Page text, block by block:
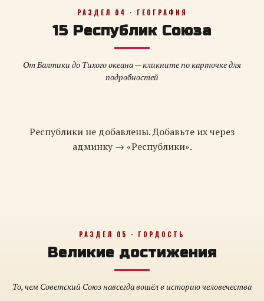
РАЗДЕЛ 04 · ГЕОГРАФИЯ
15 Республик Союза
От Балтики до Тихого океана — кликните по карточке для
подробностей
Республики не добавлены. Добавьте их через
админку → «Республики».
РАЗДЕЛ 05 · ГОРДОСТЬ
Великие достижения
То, чем Советский Союз навсегда вошёл в историю человечества